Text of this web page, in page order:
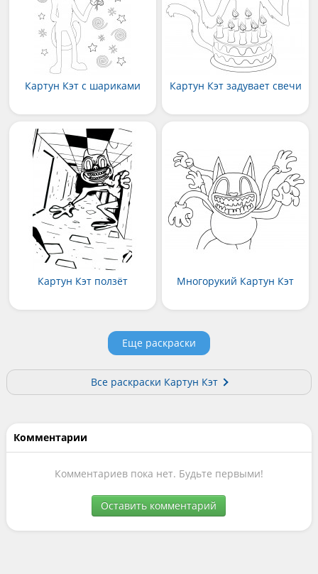
Картун Кэт с шариками Картун Кэт задувает свечи
Картун Кэт ползёт Многорукий Картун Кэт
Еще раскраски
Все раскраски Картун Кэт
Комментарии
Комментариев пока нет. Будьте первыми!
Оставить комментарий